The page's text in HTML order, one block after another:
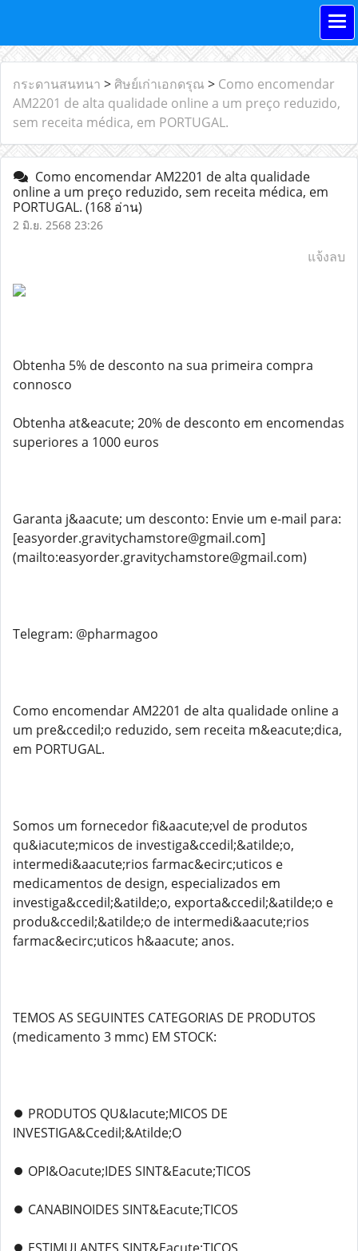
กระดานสนทนา > ศิษย์เก่าเอกดรุณ > Como encomendar
AM2201 de alta qualidade online a um preço reduzido,
sem receita médica, em PORTUGAL.
Como encomendar AM2201 de alta qualidade
online a um preço reduzido, sem receita médica, em
PORTUGAL. (168 อ่าน)
2 มิ.ย. 2568 23:26
แจ้งลบ
Obtenha 5% de desconto na sua primeira compra
connosco
Obtenha at&eacute; 20% de desconto em encomendas
superiores a 1000 euros
Garanta j&aacute; um desconto: Envie um e-mail para:
[easyorder.gravitychamstore@gmail.com]
(mailto:easyorder.gravitychamstore@gmail.com)
Telegram: @pharmagoo
Como encomendar AM2201 de alta qualidade online a
um pre&ccedil;o reduzido, sem receita m&eacute;dica,
em PORTUGAL.
Somos um fornecedor fi&aacute;vel de produtos
qu&iacute;micos de investiga&ccedil;&atilde;o,
intermedi&aacute;rios farmac&ecirc;uticos e
medicamentos de design, especializados em
investiga&ccedil;&atilde;o, exporta&ccedil;&atilde;o e
produ&ccedil;&atilde;o de intermedi&aacute;rios
farmac&ecirc;uticos h&aacute; anos.
TEMOS AS SEGUINTES CATEGORIAS DE PRODUTOS
(medicamento 3 mmc) EM STOCK:
⏺️ PRODUTOS QU&Iacute;MICOS DE
INVESTIGA&Ccedil;&Atilde;O
⏺️ OPI&Oacute;IDES SINT&Eacute;TICOS
⏺️ CANABINOIDES SINT&Eacute;TICOS